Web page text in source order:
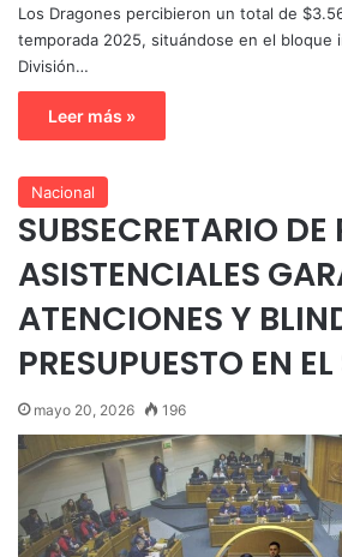
Los Dragones percibieron un total de
temporada 2025, situándose en el bloque
División…
Leer más »
Nacional
SUBSECRETARIO DE
ASISTENCIALES
ATENCIONES Y
PRESUPUESTO EN
mayo 20, 2026 196